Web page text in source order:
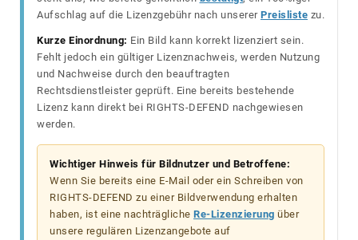
Aufschlag auf die Lizenzgebühr nach unserer Preisliste zu.
Kurze Einordnung: Ein Bild kann korrekt lizenziert sein.
Fehlt jedoch ein gültiger Lizenznachweis, werden Nutzung
und Nachweise durch den beauftragten
Rechtsdienstleister geprüft. Eine bereits bestehende
Lizenz kann direkt bei RIGHTS-DEFEND nachgewiesen
werden.
Wichtiger Hinweis für Bildnutzer und Betroffene:
Wenn Sie bereits eine E-Mail oder ein Schreiben von
RIGHTS-DEFEND zu einer Bildverwendung erhalten
haben, ist eine nachträgliche Re-Lizenzierung über
unsere regulären Lizenzangebote auf